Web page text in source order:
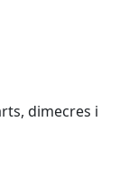
dimecres i